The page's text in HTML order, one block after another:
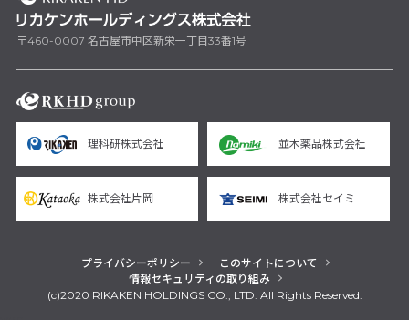
〒460-0007 名古屋市中区新栄一丁目33番1号
理科研株式会社 並木薬品株式会社
株式会社片岡 株式会社セイミ
プライバシーポリシー
このサイトについて
情報セキュリティの取り組み
(c)2020 RIKAKEN HOLDINGS CO., LTD. All Rights Reserved.